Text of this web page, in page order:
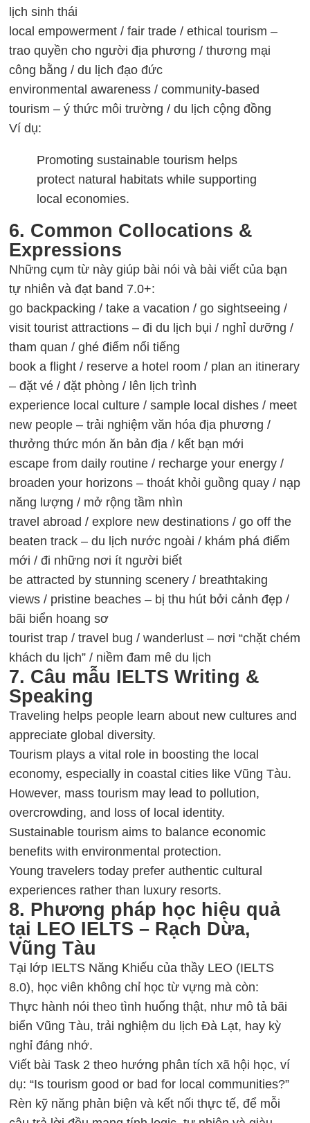
lịch sinh thái
local empowerment / fair trade / ethical tourism –
trao quyền cho người địa phương / thương mại
công bằng / du lịch đạo đức
environmental awareness / community-based
tourism – ý thức môi trường / du lịch cộng đồng
Ví dụ:
Promoting sustainable tourism helps
protect natural habitats while supporting
local economies.
6. Common Collocations &
Expressions
Những cụm từ này giúp bài nói và bài viết của bạn
tự nhiên và đạt band 7.0+:
go backpacking / take a vacation / go sightseeing /
visit tourist attractions – đi du lịch bụi / nghỉ dưỡng /
tham quan / ghé điểm nổi tiếng
book a flight / reserve a hotel room / plan an itinerary
– đặt vé / đặt phòng / lên lịch trình
experience local culture / sample local dishes / meet
new people – trải nghiệm văn hóa địa phương /
thưởng thức món ăn bản địa / kết bạn mới
escape from daily routine / recharge your energy /
broaden your horizons – thoát khỏi guồng quay / nạp
năng lượng / mở rộng tầm nhìn
travel abroad / explore new destinations / go off the
beaten track – du lịch nước ngoài / khám phá điểm
mới / đi những nơi ít người biết
be attracted by stunning scenery / breathtaking
views / pristine beaches – bị thu hút bởi cảnh đẹp /
bãi biển hoang sơ
tourist trap / travel bug / wanderlust – nơi “chặt chém
khách du lịch” / niềm đam mê du lịch
7. Câu mẫu IELTS Writing &
Speaking
Traveling helps people learn about new cultures and
appreciate global diversity.
Tourism plays a vital role in boosting the local
economy, especially in coastal cities like Vũng Tàu.
However, mass tourism may lead to pollution,
overcrowding, and loss of local identity.
Sustainable tourism aims to balance economic
benefits with environmental protection.
Young travelers today prefer authentic cultural
experiences rather than luxury resorts.
8. Phương pháp học hiệu quả
tại LEO IELTS – Rạch Dừa,
Vũng Tàu
Tại lớp IELTS Năng Khiếu của thầy LEO (IELTS
8.0), học viên không chỉ học từ vựng mà còn:
Thực hành nói theo tình huống thật, như mô tả bãi
biển Vũng Tàu, trải nghiệm du lịch Đà Lạt, hay kỳ
nghỉ đáng nhớ.
Viết bài Task 2 theo hướng phân tích xã hội học, ví
dụ: “Is tourism good or bad for local communities?”
Rèn kỹ năng phản biện và kết nối thực tế, để mỗi